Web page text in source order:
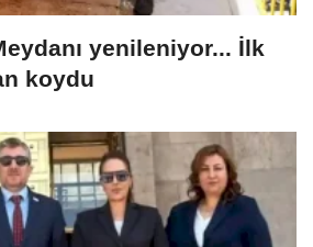
yenileniyor... İlk
koydu